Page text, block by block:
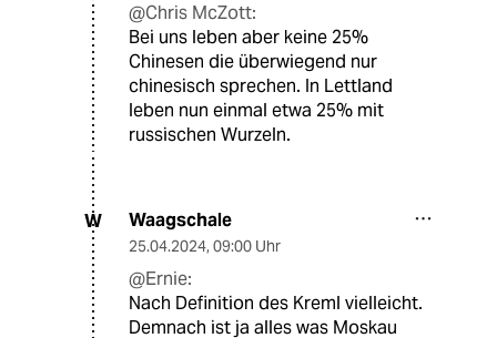
@Chris McZott:
Bei uns leben aber keine 25%
Chinesen die überwiegend nur
chinesisch sprechen. In Lettland
leben nun einmal etwa 25% mit
russischen Wurzeln.
W Waagschale
25.04.2024, 09:00 Uhr
@Ernie:
Nach Definition des Kreml vielleicht.
Demnach ist ja alles was Moskau